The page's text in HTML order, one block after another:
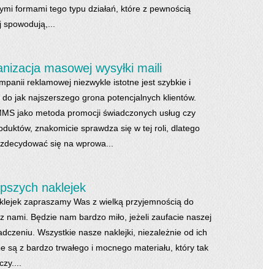
formami tego typu działań, które z pewnością
masowej wysyłki maili
reklamowej niezwykle istotne jest szybkie i
jak najszerszego grona potencjalnych klientów.
jako metoda promocji świadczonych usług czy
znakomicie sprawdza się w tej roli, dlatego
się na wprowa...
naklejek
zapraszamy Was z wielką przyjemnością do
nami. Będzie nam bardzo miło, jeżeli zaufacie naszej
Wszystkie nasze naklejki, niezależnie od ich
są z bardzo trwałego i mocnego materiału, który tak